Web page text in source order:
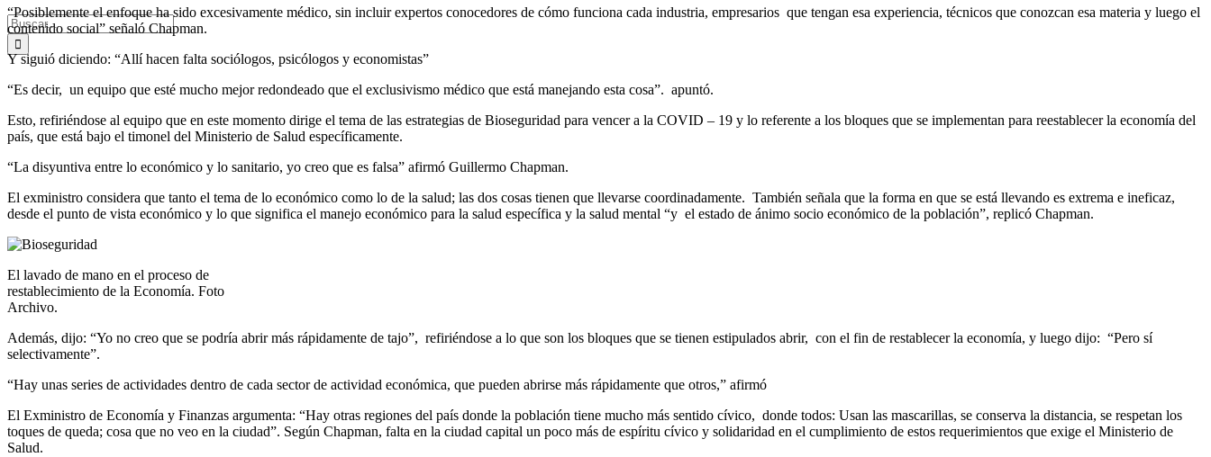
Buscar:
“Posiblemente el enfoque ha sido excesivamente médico, sin incluir expertos conocedores de cómo funciona cada industria, empresarios que tengan esa experiencia, técnicos que conozcan esa materia y luego el
contenido social” señaló Chapman.
Y siguió diciendo: “Allí hacen falta sociólogos, psicólogos y economistas”
“Es decir, un equipo que esté mucho mejor redondeado que el exclusivismo médico que está manejando esta cosa”. apuntó.
Esto, refiriéndose al equipo que en este momento dirige el tema de las estrategias de Bioseguridad para vencer a la COVID – 19 y lo referente a los bloques que se implementan para reestablecer la economía del
país, que está bajo el timonel del Ministerio de Salud específicamente.
“La disyuntiva entre lo económico y lo sanitario, yo creo que es falsa” afirmó Guillermo Chapman.
El exministro considera que tanto el tema de lo económico como lo de la salud; las dos cosas tienen que llevarse coordinadamente. También señala que la forma en que se está llevando es extrema e ineficaz,
desde el punto de vista económico y lo que significa el manejo económico para la salud específica y la salud mental “y el estado de ánimo socio económico de la población”, replicó Chapman.
El lavado de mano en el proceso de
restablecimiento de la Economía. Foto
Archivo.
Además, dijo: “Yo no creo que se podría abrir más rápidamente de tajo”, refiriéndose a lo que son los bloques que se tienen estipulados abrir, con el fin de restablecer la economía, y luego dijo: “Pero sí
selectivamente”.
“Hay unas series de actividades dentro de cada sector de actividad económica, que pueden abrirse más rápidamente que otros,” afirmó
El Exministro de Economía y Finanzas argumenta: “Hay otras regiones del país donde la población tiene mucho más sentido cívico, donde todos: Usan las mascarillas, se conserva la distancia, se respetan los
toques de queda; cosa que no veo en la ciudad”. Según Chapman, falta en la ciudad capital un poco más de espíritu cívico y solidaridad en el cumplimiento de estos requerimientos que exige el Ministerio de
Salud.